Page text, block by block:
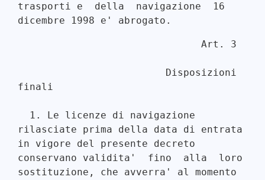
trasporti e  della  navigazione  16
finali
rilasciate prima della data di entrata
in vigore del presente decreto
conservano validita'  fino  alla  loro
sostituzione, che avverra' al momento